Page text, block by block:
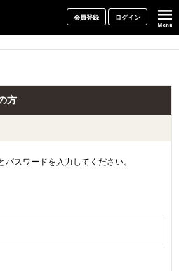
会員登録 ログイン
方
スワードを入力してください。